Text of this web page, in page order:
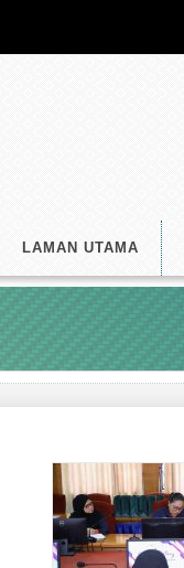
LAMAN UTAMA